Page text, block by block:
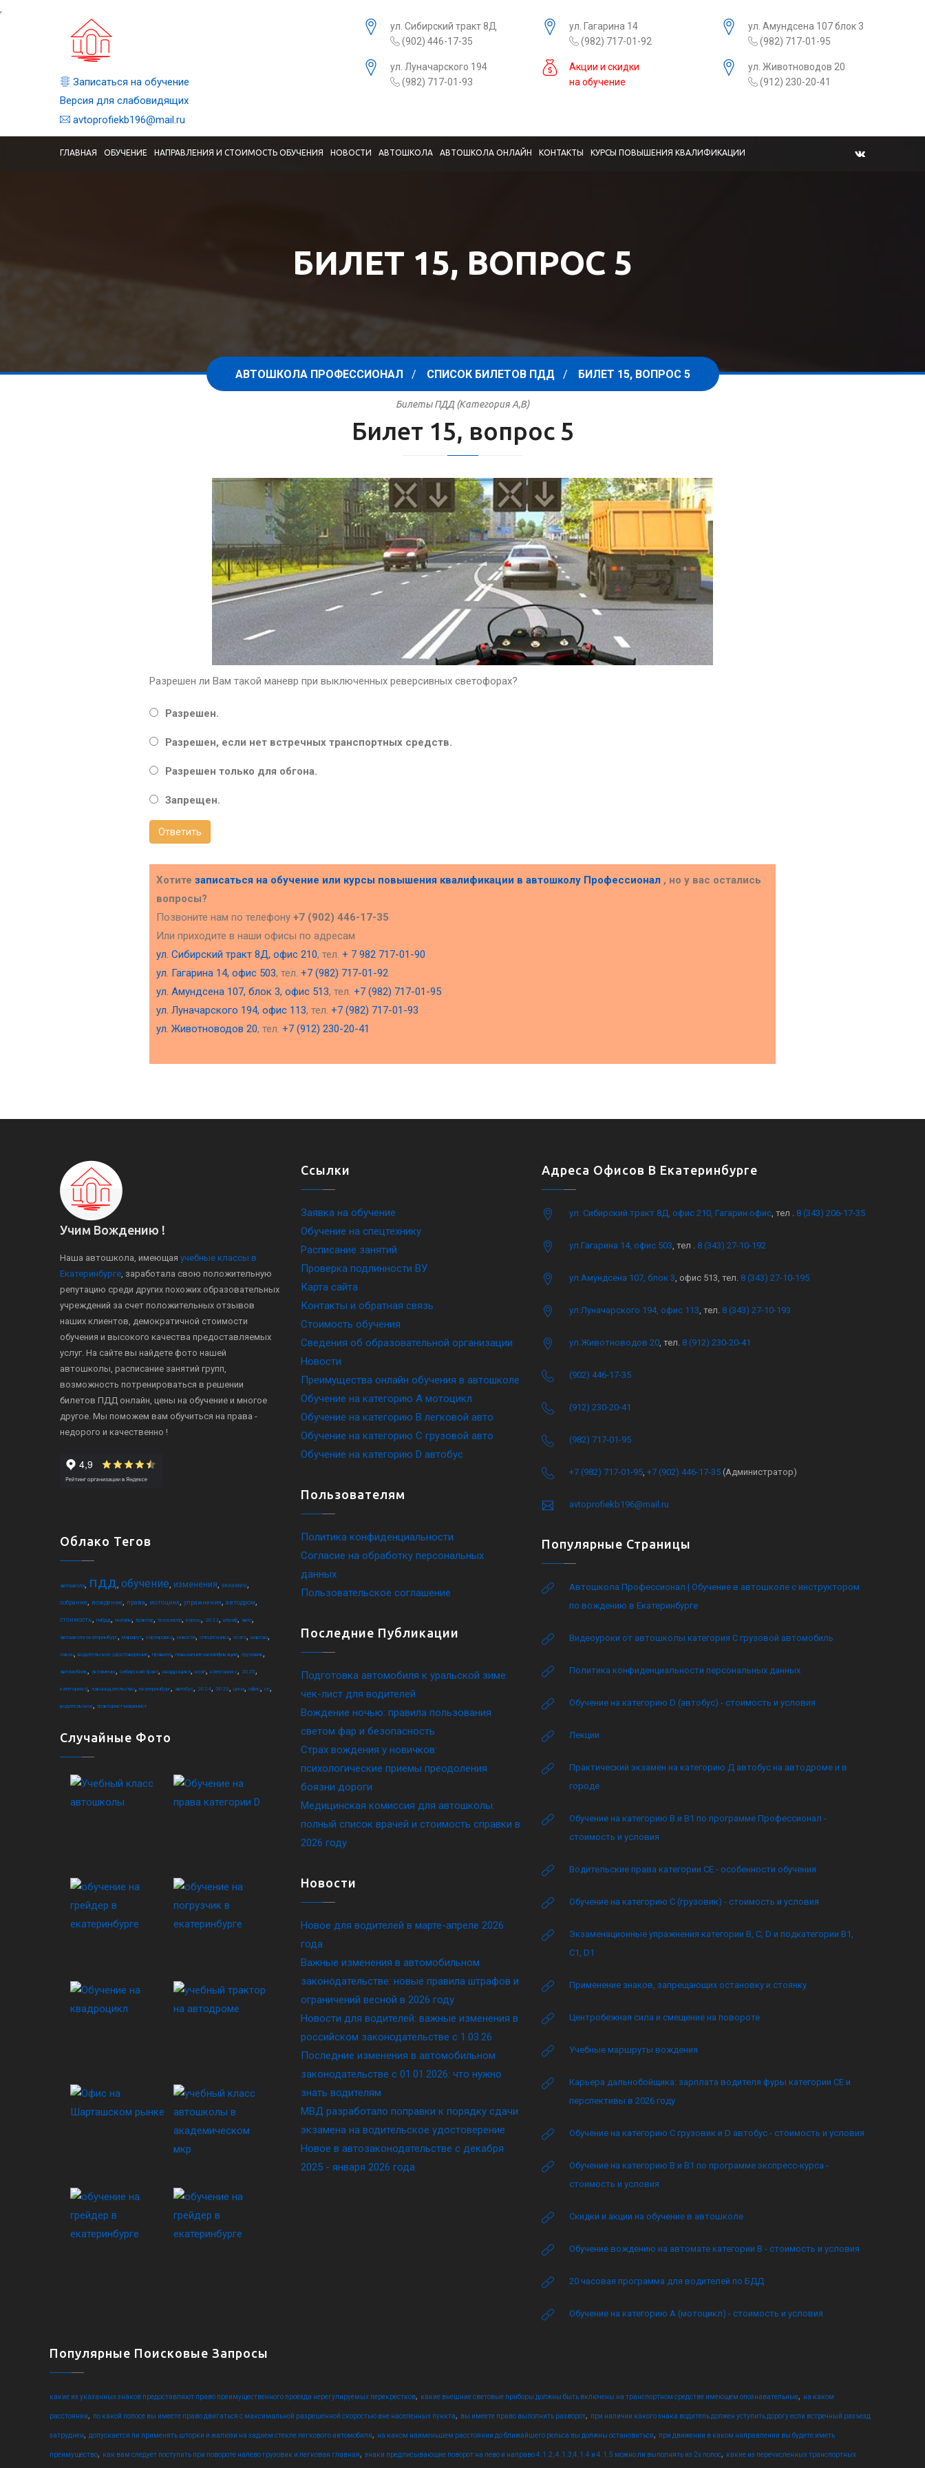
,
Записаться на обучение
Версия для слабовидящих
avtoprofiekb196@mail.ru
ул. Сибирский тракт 8Д
(902) 446-17-35
ул. Гагарина 14
(982) 717-01-92
ул. Амундсена 107 блок 3
(982) 717-01-95
ул. Луначарского 194
(982) 717-01-93
Акции и скидки
на обучение
ул. Животноводов 20
(912) 230-20-41
ГЛАВНАЯ ОБУЧЕНИЕ НАПРАВЛЕНИЯ И СТОИМОСТЬ ОБУЧЕНИЯ НОВОСТИ АВТОШКОЛА АВТОШКОЛА ОНЛАЙН КОНТАКТЫ КУРСЫ ПОВЫШЕНИЯ КВАЛИФИКАЦИИ
БИЛЕТ 15, ВОПРОС 5
АВТОШКОЛА ПРОФЕССИОНАЛ СПИСОК БИЛЕТОВ ПДД БИЛЕТ 15, ВОПРОС 5
Билеты ПДД (Категория A,B)
Билет 15, вопрос 5
Разрешен ли Вам такой маневр при выключенных реверсивных светофорах?
Разрешен.
Разрешен, если нет встречных транспортных средств.
Разрешен только для обгона.
Запрещен.
Ответить
Хотите записаться на обучение или курсы повышения квалификации в автошколу Профессионал , но у вас остались
вопросы?
Позвоните нам по телефону +7 (902) 446-17-35
Или приходите в наши офисы по адресам
ул. Сибирский тракт 8Д, офис 210, тел. + 7 982 717-01-90
ул. Гагарина 14, офис 503, тел. +7 (982) 717-01-92
ул. Амундсена 107, блок 3, офис 513, тел. +7 (982) 717-01-95
ул. Луначарского 194, офис 113, тел. +7 (982) 717-01-93
ул. Животноводов 20, тел. +7 (912) 230-20-41
Учим Вождению !
Наша автошкола, имеющая учебные классы в
Екатеринбурге, заработала свою положительную
репутацию среди других похожих образовательных
учреждений за счет положительных отзывов
наших клиентов, демократичной стоимости
обучения и высокого качества предоставляемых
услуг. На сайте вы найдете фото нашей
автошколы, расписание занятий групп,
возможность потренироваться в решении
билетов ПДД онлайн, цены на обучение и многое
другое. Мы поможем вам обучиться на права -
недорого и качественно !
Облако Тегов
автошкола, пдд, обучение, изменения, экзамен,
собрание, вождение, права, мотоцикл, упражнения, автодром,
стоимость, гибдд, онлайн, трактор, техосмотр, курсы, 2022, штраф, авто,
автошкола екатеринбург, маршрут, сортировка, новости, спецтехника, осаго, шарташ,
закон, водительское удостоверение, правила, повышение квалификации, грузовик,
автомобиль, экзамены, сибирский тракт, квадроцикл, коап, категория c, 2025,
категория d, законодательство, екатеринбург, автобус, 2024, 2023, цена, офис, ce,
водительское, тракторист-машинист
Случайные Фото
Ссылки
Заявка на обучение
Обучение на спецтехнику
Расписание занятий
Проверка подлинности ВУ
Карта сайта
Контакты и обратная связь
Стоимость обучения
Сведения об образовательной организации
Новости
Преимущества онлайн обучения в автошколе
Обучение на категорию A мотоцикл
Обучение на категорию B легковой авто
Обучение на категорию C грузовой авто
Обучение на категорию D автобус
Пользователям
Политика конфиденциальности
Согласие на обработку персональных
данных
Пользовательское соглашение
Последние Публикации
Подготовка автомобиля к уральской зиме:
чек-лист для водителей
Вождение ночью: правила пользования
светом фар и безопасность
Страх вождения у новичков:
психологические приемы преодоления
боязни дороги
Медицинская комиссия для автошколы:
полный список врачей и стоимость справки в
2026 году
Новости
Новое для водителей в марте-апреле 2026
года
Важные изменения в автомобильном
законодательстве: новые правила штрафов и
ограничений весной в 2026 году
Новости для водителей: важные изменения в
российском законодательстве c 1.03.26
Последние изменения в автомобильном
законодательстве c 01.01.2026: что нужно
знать водителям
МВД разработало поправки к порядку сдачи
экзамена на водительское удостоверение
Новое в автозаконодательстве с декабря
2025 - января 2026 года
Адреса Офисов В Екатеринбурге
ул. Сибирский тракт 8Д, офис 210, Гагарин офис, тел . 8 (343) 206-17-35
ул.Гагарина 14, офис 503, тел . 8 (343) 27-10-192
ул.Амундсена 107, блок 3, офис 513, тел. 8 (343) 27-10-195
ул.Луначарского 194, офис 113, тел. 8 (343) 27-10-193
ул.Животноводов 20, тел. 8 (912) 230-20-41
(902) 446-17-35
(912) 230-20-41
(982) 717-01-95
+7 (982) 717-01-95, +7 (902) 446-17-35 (Администратор)
avtoprofiekb196@mail.ru
Популярные Страницы
Автошкола Профессионал | Обучение в автошколе с инструктором
по вождению в Екатеринбурге
Видеоуроки от автошколы категория C грузовой автомобиль
Политика конфиденциальности персональных данных
Обучение на категорию D (автобус) - стоимость и условия
Лекции
Практический экзамен на категорию Д автобус на автодроме и в
городе
Обучение на категорию B и B1 по программе Профессионал -
стоимость и условия
Водительские права категории CE - особенности обучения
Обучение на категорию C (грузовик) - стоимость и условия
Экзаменационные упражнения категории B, C, D и подкатегории B1,
C1, D1
Применение знаков, запрещающих остановку и стоянку
Центробежная сила и смещение на повороте
Учебные маршруты вождения
Карьера дальнобойщика: зарплата водителя фуры категории CE и
перспективы в 2026 году
Обучение на категорию C грузовик и D автобус - стоимость и условия
Обучение на категорию B и B1 по программе экспресс-курса -
стоимость и условия
Скидки и акции на обучение в автошколе
Обучение вождению на автомате категории B - стоимость и условия
20 часовая программа для водителей по БДД
Обучение на категорию А (мотоцикл) - стоимость и условия
Популярные Поисковые Запросы
какие из указанных знаков предоставляют право преимущественного проезда нерегулируемых перекрестков, какие внешние световые приборы должны быть включены на транспортном средстве имеющем опознавательные, на каком
расстоянии, по какой полосе вы имеете право двигаться с максимальной разрешенной скоростью вне населенных пункта, вы имеете право выполнить разворот, при наличии какого знака водитель должен уступить дорогу если встречный разъезд
затруднен, допускается ли применять шторки и жалюзи на заднем стекле легкового автомобиля, на каком наименьшем расстоянии до ближайшего рельса вы должны остановиться, при движении в каком направлении вы будете иметь
преимущество, как вам следует поступить при повороте налево грузовик и легковая главная, знаки предписывающие поворот на лево и направо 4.1.2, 4.1.3,4.1.4 и 4.1.5 можно ли выполнять из 2х полос, какие из перечисленных транспортных